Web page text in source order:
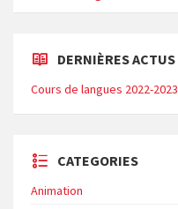
DERNIÈRES ACTUS
Cours de langues 2022-2023
CATEGORIES
Animation